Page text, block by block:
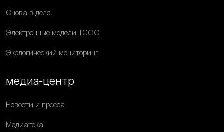
Снова в дело
Электронные модели ТСОО
Экологический мониторинг
медиа-центр
Новости и пресса
Медиатека